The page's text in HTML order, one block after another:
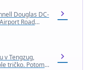
Douglas DC-
Road
chevron_right
v Tengzug,
tričko. Potom
chevron_right